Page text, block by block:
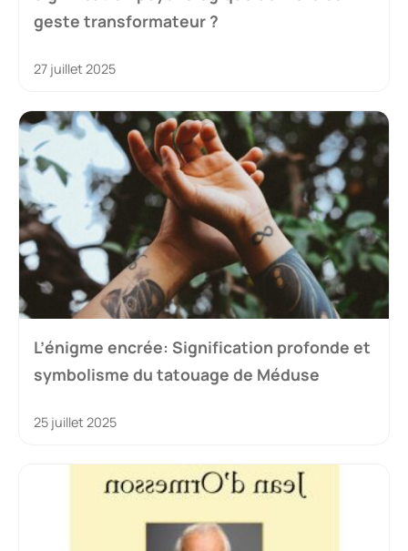
geste transformateur ?
27 juillet 2025
L’énigme encrée: Signification profonde et
symbolisme du tatouage de Méduse
25 juillet 2025